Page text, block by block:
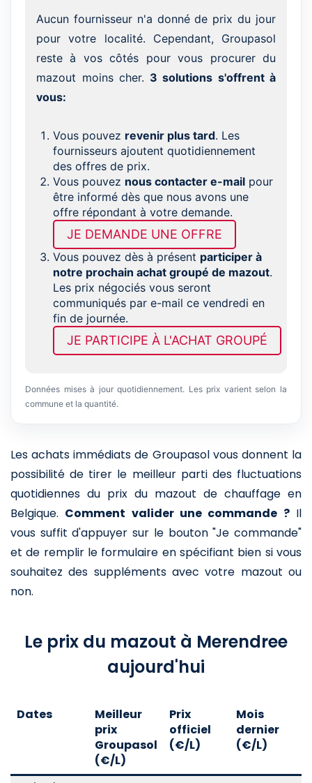
Aucun fournisseur n'a donné de prix du jour
pour votre localité. Cependant, Groupasol
reste à vos côtés pour vous procurer du
mazout moins cher. 3 solutions s'offrent à
vous:
Vous pouvez revenir plus tard. Les
fournisseurs ajoutent quotidiennement
des offres de prix.
Vous pouvez nous contacter e-mail pour
être informé dès que nous avons une
offre répondant à votre demande.
JE DEMANDE UNE OFFRE
Vous pouvez dès à présent participer à
notre prochain achat groupé de mazout.
Les prix négociés vous seront
communiqués par e-mail ce vendredi en
fin de journée.
JE PARTICIPE À L'ACHAT GROUPÉ
Données mises à jour quotidiennement. Les prix varient selon la
commune et la quantité.
Les achats immédiats de Groupasol vous donnent la
possibilité de tirer le meilleur parti des fluctuations
quotidiennes du prix du mazout de chauffage en
Belgique. Comment valider une commande ?Il
vous suffit d'appuyer sur le bouton "Je commande"
et de remplir le formulaire en spécifiant bien si vous
souhaitez des suppléments avec votre mazout ou
non.
Le prix du mazout à Merendree
aujourd'hui
Dates
Meilleur
prix
Groupasol
(€/L)
Prix
officiel
(€/L)
Mois
dernier
(€/L)